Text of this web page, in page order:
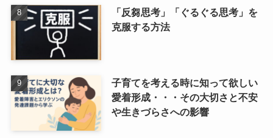
「反芻思考」「ぐるぐる思考」を
克服する方法
子育てを考える時に知って欲しい
愛着形成・・・その大切さと不安
や生きづらさへの影響